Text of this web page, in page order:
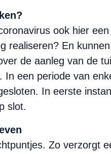
ook hier
realiseren? En
de aanleg van de
In een periode van
In eerste
slot.
Zo verzorgt